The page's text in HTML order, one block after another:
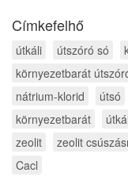
Címkefelhő
útkáli útszóró só
környezetbarát
nátrium-klorid
útsó
környezetbarát
zeolit
zeolit
Cacl